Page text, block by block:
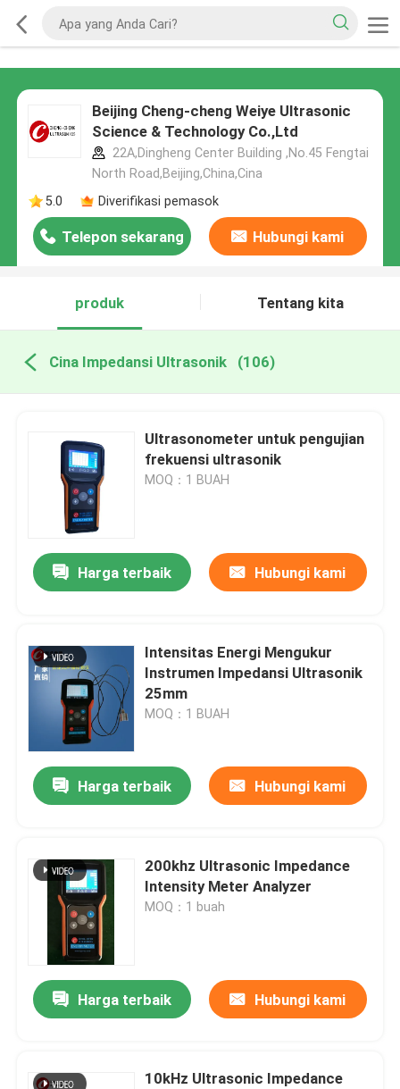
Beijing Cheng-cheng Weiye Ultrasonic
Science & Technology Co.,Ltd
22A,Dingheng Center Building ,No.45 Fengtai
North Road,Beijing,China,Cina
5.0
Diverifikasi pemasok
Telepon sekarang Hubungi kami
produk Tentang kita
Cina Impedansi Ultrasonik (106)
Ultrasonometer untuk pengujian
frekuensi ultrasonik
MOQ：1 BUAH
Harga terbaik Hubungi kami
Intensitas Energi Mengukur
Instrumen Impedansi Ultrasonik
25mm
MOQ：1 BUAH
Harga terbaik Hubungi kami
200khz Ultrasonic Impedance
Intensity Meter Analyzer
MOQ：1 buah
Harga terbaik Hubungi kami
10kHz Ultrasonic Impedance